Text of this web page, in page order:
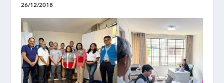
26/12/2018